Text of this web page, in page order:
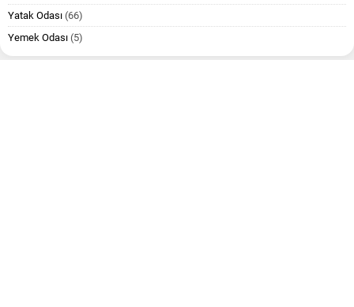
Yatak Odası (66)
Yemek Odası (5)